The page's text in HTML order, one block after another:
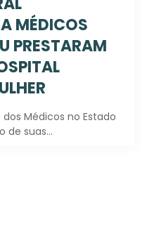
MÉDICOS
PRESTARAM
Médicos no Estado
de suas…